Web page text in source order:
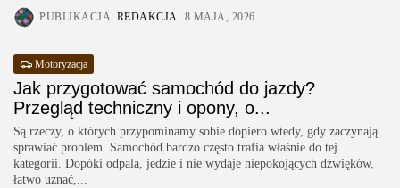
PUBLIKACJA: REDAKCJA 8 MAJA, 2026
Motoryzacja
Jak przygotować samochód do jazdy?
Przegląd techniczny i opony, o...
Są rzeczy, o których przypominamy sobie dopiero wtedy, gdy zaczynają
sprawiać problem. Samochód bardzo często trafia właśnie do tej
kategorii. Dopóki odpala, jedzie i nie wydaje niepokojących dźwięków,
łatwo uznać,...